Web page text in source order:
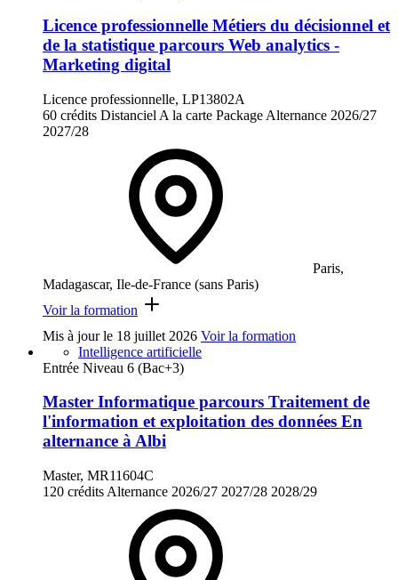
Licence professionnelle Métiers du décisionnel et
de la statistique parcours Web analytics -
Marketing digital
Licence professionnelle, LP13802A
60 crédits Distanciel A la carte Package Alternance 2026/27
2027/28
Paris,
Madagascar, Ile-de-France (sans Paris)
Voir la formation
Mis à jour le 18 juillet 2026 Voir la formation
Intelligence artificielle
Entrée Niveau 6 (Bac+3)
Master Informatique parcours Traitement de
l'information et exploitation des données En
alternance à Albi
Master, MR11604C
120 crédits Alternance 2026/27 2027/28 2028/29